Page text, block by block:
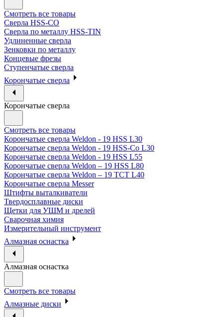
Смотреть все товары
Сверла HSS-CO
Сверла по металлу HSS-TIN
Удлиненные сверла
Зенковки по металлу
Концевые фрезы
Ступенчатые сверла
Корончатые сверла
Корончатые сверла
Смотреть все товары
Корончатые сверла Weldon - 19 HSS L30
Корончатые сверла Weldon - 19 HSS-Co L30
Корончатые сверла Weldon - 19 HSS L55
Корончатые сверла Weldon – 19 HSS L80
Корончатые сверла Weldon – 19 TCT L40
Корончатые сверла Messer
Штифты выталкиватели
Твердосплавные диски
Щетки для УШМ и дрелей
Сварочная химия
Измерительный инструмент
Алмазная оснастка
Алмазная оснастка
Смотреть все товары
Алмазные диски